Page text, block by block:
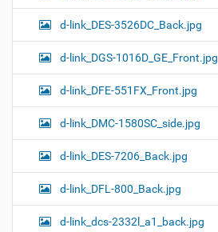
d-link_DES-3526DC_Back.jpg
d-link_DGS-1016D_GE_Front.jpg
d-link_DFE-551FX_Front.jpg
d-link_DMC-1580SC_side.jpg
d-link_DES-7206_Back.jpg
d-link_DFL-800_Back.jpg
d-link_dcs-2332l_a1_back.jpg